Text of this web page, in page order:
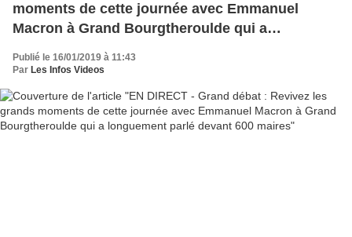
moments de cette journée avec Emmanuel
Macron à Grand Bourgtheroulde qui a
longuement parlé devant 600 maires
Publié le 16/01/2019 à 11:43
Par Les Infos Videos